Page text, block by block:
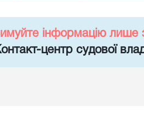
інформацію лише
центр судової